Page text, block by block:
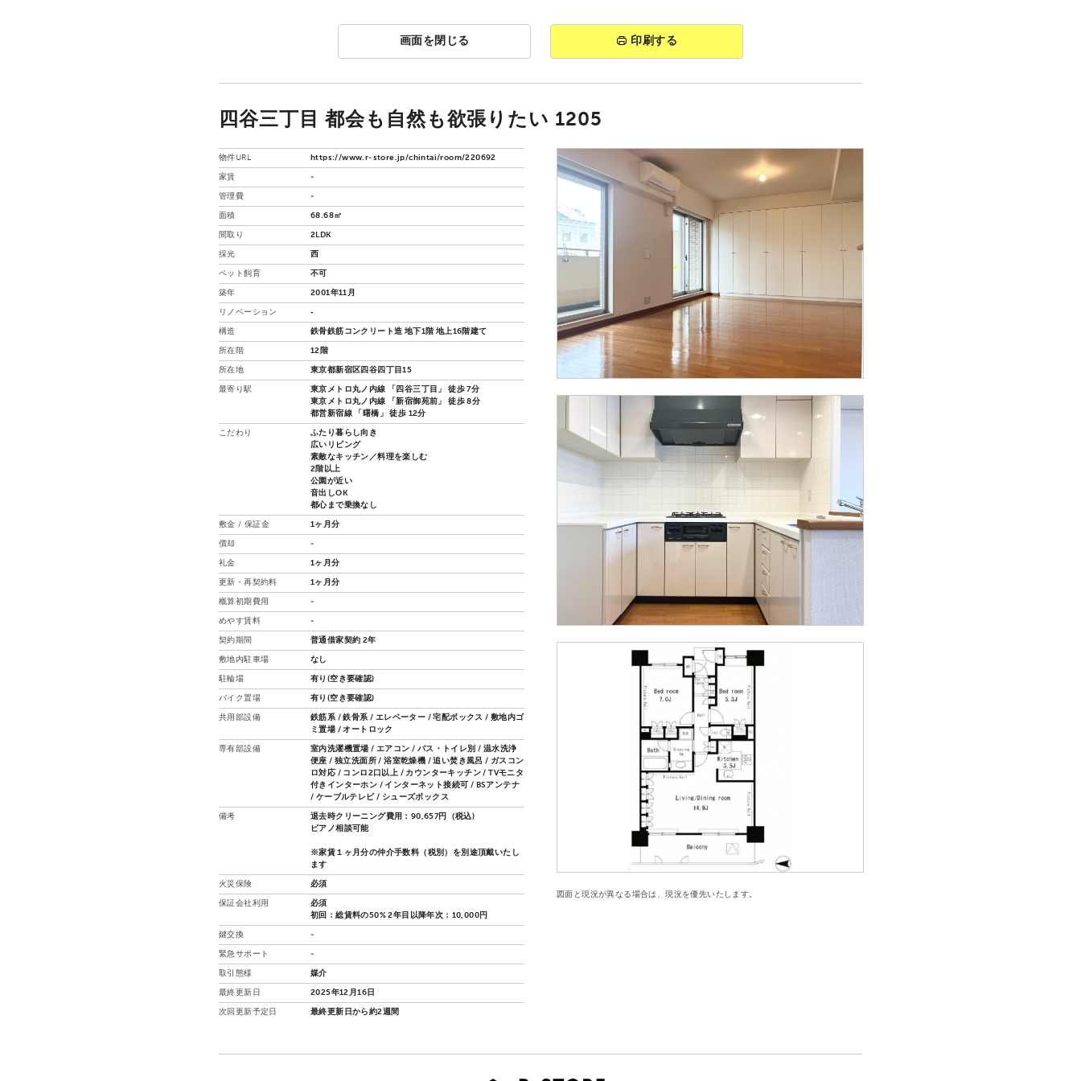
画面を閉じる 印刷する
四谷三丁目 都会も自然も欲張りたい 1205
図面と現況が異なる場合は、現況を優先いたします。
物件URL https://www.r-store.jp/chintai/room/220692
家賃 -
管理費 -
面積 68.68㎡
間取り 2LDK
採光 西
ペット飼育 不可
築年 2001年11月
リノベーション ‐
構造 鉄骨鉄筋コンクリート造 地下1階 地上16階建て
所在階 12階
所在地 東京都新宿区四谷四丁目15
最寄り駅
東京メトロ丸ノ内線 「四谷三丁目」 徒歩 7分
東京メトロ丸ノ内線 「新宿御苑前」 徒歩 8分
都営新宿線 「曙橋」 徒歩 12分
こだわり
ふたり暮らし向き
広いリビング
素敵なキッチン／料理を楽しむ
2階以上
公園が近い
音出しOK
都心まで乗換なし
敷金 / 保証金 1ヶ月分
償却 -
礼金 1ヶ月分
更新・再契約料 1ヶ月分
概算初期費用 -
めやす賃料 -
契約期間 普通借家契約 2年
敷地内駐車場 なし
駐輪場 有り(空き要確認)
バイク置場 有り(空き要確認)
共用部設備
鉄筋系 / 鉄骨系 / エレベーター / 宅配ボックス / 敷地内ゴ
ミ置場 / オートロック
専有部設備
室内洗濯機置場 / エアコン / バス・トイレ別 / 温水洗浄
便座 / 独立洗面所 / 浴室乾燥機 / 追い焚き風呂 / ガスコン
ロ対応 / コンロ2口以上 / カウンターキッチン / TVモニタ
付きインターホン / インターネット接続可 / BSアンテナ
/ ケーブルテレビ / シューズボックス
備考
退去時クリーニング費用：90,657円（税込)
ピアノ相談可能
※家賃１ヶ月分の仲介手数料（税別）を別途頂戴いたし
ます
火災保険 必須
保証会社利用
必須
初回：総賃料の50% 2年目以降年次：10,000円
鍵交換 -
緊急サポート -
取引態様 媒介
最終更新日 2025年12月16日
次回更新予定日 最終更新日から約2週間